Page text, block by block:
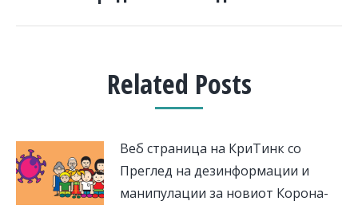
Related Posts
Веб страница на КриТинк со
Преглед на дезинформации и
манипулации за новиот Корона-